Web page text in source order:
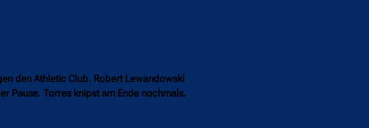
den Athletic Club. Robert Lewandowski
Pause. Torres knipst am Ende nochmals.